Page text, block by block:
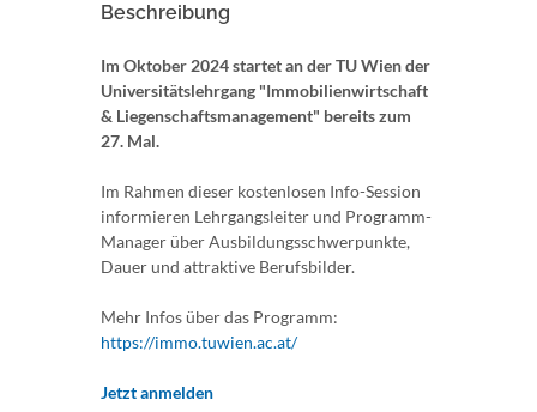
Beschreibung
Im Oktober 2024 startet an der TU Wien der
Universitätslehrgang "Immobilienwirtschaft
& Liegenschaftsmanagement" bereits zum
27. Mal.
Im Rahmen dieser kostenlosen Info-Session
informieren Lehrgangsleiter und Programm-
Manager über Ausbildungsschwerpunkte,
Dauer und attraktive Berufsbilder.
Mehr Infos über das Programm:
https://immo.tuwien.ac.at/
Jetzt anmelden